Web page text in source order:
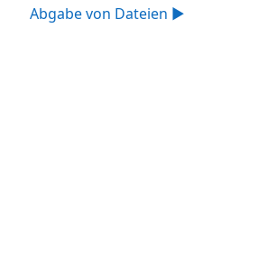
Abgabe von Dateien ▶︎